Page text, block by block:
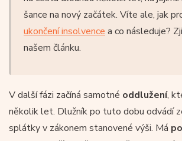
šance na nový začátek. Víte ale, jak
ukončení insolvence a co následuje?
našem článku.
V další fázi začíná samotné oddlužení,
několik let. Dlužník po tuto dobu odvádí
splátky v zákonem stanovené výši. Má